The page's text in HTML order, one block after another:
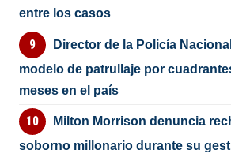
entre los casos
Director de la Policía
modelo de patrullaje por
meses en el país
Milton Morrison denuncia
soborno millonario durante su